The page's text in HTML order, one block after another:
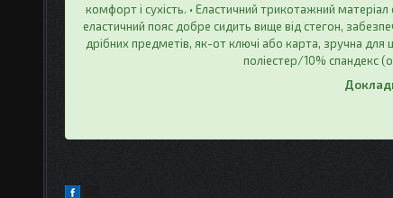
комфорт і сухість. • Еластичний трикотажний
еластичний пояс добре сидить вище від стегон,
дрібних предметів, як-от ключі або карта, зручна
поліестер/10% спандекс